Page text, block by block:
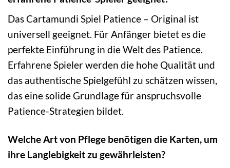
Das Cartamundi Spiel Patience – Original ist
universell geeignet. Für Anfänger bietet es die
perfekte Einführung in die Welt des Patience.
Erfahrene Spieler werden die hohe Qualität und
das authentische Spielgefühl zu schätzen wissen,
das eine solide Grundlage für anspruchsvolle
Patience-Strategien bildet.
Welche Art von Pflege benötigen die Karten, um
ihre Langlebigkeit zu gewährleisten?